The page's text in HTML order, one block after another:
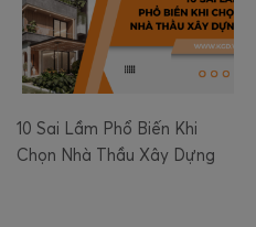
10 Sai Lầm Phổ Biến Khi
Chọn Nhà Thầu Xây Dựng